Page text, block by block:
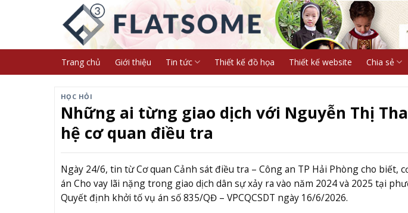
Trang chủ Giới thiệu Tin tức Thiết kế đồ họa Thiết kế website Chia sẻ
HỌC HỎI
Những ai từng giao dịch với Nguyễn Thị
hệ cơ quan điều tra
Ngày 24/6, tin từ Cơ quan Cảnh sát điều tra – Công an TP Hải Phòng cho biết,
án Cho vay lãi nặng trong giao dịch dân sự xảy ra vào năm 2024 và 2025 tại
Quyết định khởi tố vụ án số 835/QĐ – VPCQCSDT ngày 16/6/2026.